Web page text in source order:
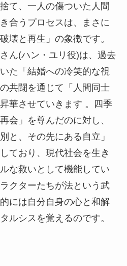
て、一人の傷ついた人間
合うプロセスは、まさに
壊と再生」の象徴です。
ん(ハン・ユリ役)は、過去
た「結婚への冷笑的な視
共闘を通じて「人間同士
華させていきます 。四季
会」を尊んだのに対し、
と、その先にある自立」
ており、現代社会を生き
な救いとして機能してい
クターたちが法という武
には自分自身の心と和解
ルシスを覚えるのです。